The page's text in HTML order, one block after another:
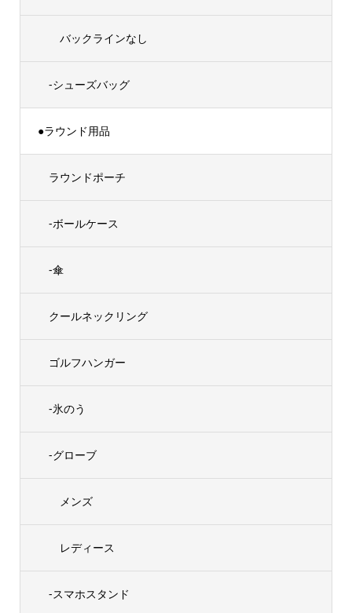
バックラインなし
-シューズバッグ
●ラウンド用品
ラウンドポーチ
-ボールケース
-傘
クールネックリング
ゴルフハンガー
-氷のう
-グローブ
メンズ
レディース
-スマホスタンド